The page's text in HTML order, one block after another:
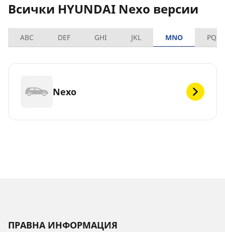
Всички HYUNDAI Nexo версии
ABC DEF GHI JKL MNO PQRS
Nexo
ПРАВНА ИНФОРМАЦИЯ